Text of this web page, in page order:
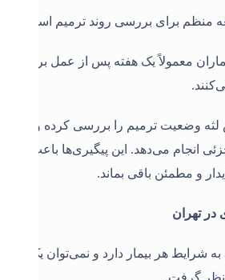
منظم برای بررسی روند ترمیم است.
معمولاً یک هفته پس از عمل برای
وضعیت ترمیم را بررسی کرده و در
انجام می‌دهد. این پیگیری‌ها باعث
و مطمئن باقی بماند.
در تهران
شرایط هر بیمار دارد و نمی‌توان یک